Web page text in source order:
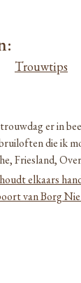
Trouwtips
er in
die ik
Friesland,